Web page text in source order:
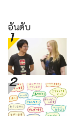
อันดับ